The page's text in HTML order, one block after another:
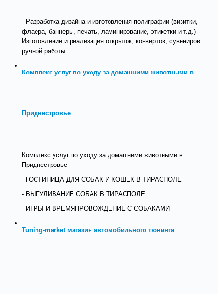
- Разработка дизайна и изготовления полиграфии (визитки,
флаера, баннеры, печать, ламинирование, этикетки и т.д.) -
Изготовление и реализация открыток, конвертов, сувениров
ручной работы
Комплекс услуг по уходу за домашними животными в
Приднестровье
Комплекс услуг по уходу за домашними животными в
Приднестровье
- ГОСТИНИЦА ДЛЯ СОБАК И КОШЕК В ТИРАСПОЛЕ
- ВЫГУЛИВАНИЕ СОБАК В ТИРАСПОЛЕ
- ИГРЫ И ВРЕМЯПРОВОЖДЕНИЕ С СОБАКАМИ
Tuning-market магазин автомобильного тюнинга